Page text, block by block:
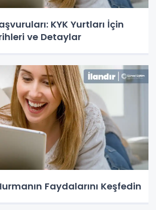
KYK Yurtları İçin
ve Detaylar
Faydalarını Keşfedin